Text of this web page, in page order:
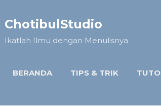
ChotibulStudio
Ikatlah Ilmu dengan Menulisnya
BERANDA TIPS & TRIK